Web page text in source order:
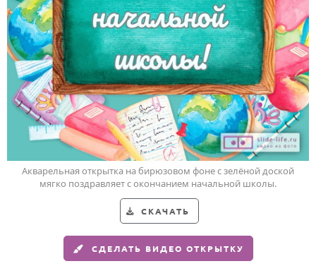
Свадьба
Годовщина свадьбы
Календарь праздников
КОМУ
Женщине
Мужчине
Маме
Папе
Акварельная открытка на бирюзовом фоне с зелёной доской
мягко поздравляет с окончанием начальной школы.
СКАЧАТЬ
СДЕЛАТЬ ВИДЕО ОТКРЫТКУ